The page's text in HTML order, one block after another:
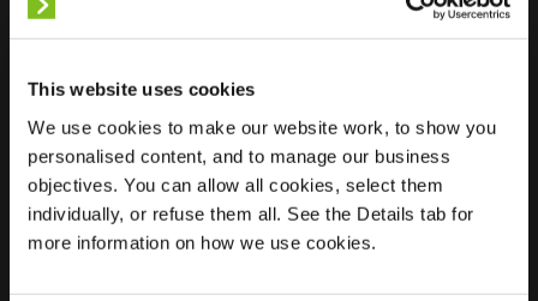
This website uses cookies
We use cookies to make our website work, to show you
personalised content, and to manage our business
objectives. You can allow all cookies, select them
individually, or refuse them all. See the Details tab for
more information on how we use cookies.
Localisation
Brullenweide 44
6931 VN
Westervoort
Pays-Bas